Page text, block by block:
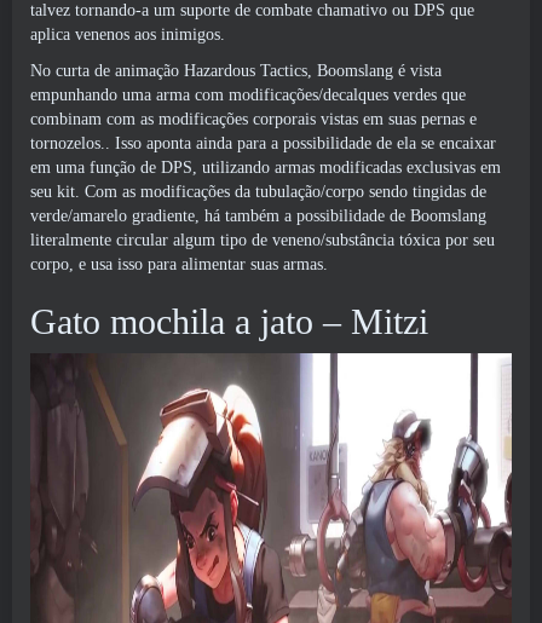
talvez tornando-a um suporte de combate chamativo ou DPS que
aplica venenos aos inimigos.
No curta de animação Hazardous Tactics, Boomslang é vista
empunhando uma arma com modificações/decalques verdes que
combinam com as modificações corporais vistas em suas pernas e
tornozelos.. Isso aponta ainda para a possibilidade de ela se encaixar
em uma função de DPS, utilizando armas modificadas exclusivas em
seu kit. Com as modificações da tubulação/corpo sendo tingidas de
verde/amarelo gradiente, há também a possibilidade de Boomslang
literalmente circular algum tipo de veneno/substância tóxica por seu
corpo, e usa isso para alimentar suas armas.
Gato mochila a jato – Mitzi